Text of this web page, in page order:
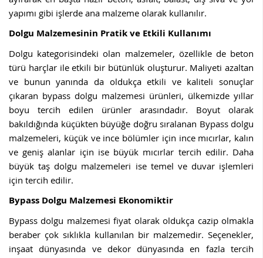
yapımı gibi işlerde ana malzeme olarak kullanılır.
Dolgu Malzemesinin Pratik ve Etkili Kullanımı
Dolgu kategorisindeki olan malzemeler, özellikle de beton
türü harçlar ile etkili bir bütünlük oluşturur. Maliyeti azaltan
ve bunun yanında da oldukça etkili ve kaliteli sonuçlar
çıkaran bypass dolgu malzemesi ürünleri, ülkemizde yıllar
boyu tercih edilen ürünler arasındadır. Boyut olarak
bakıldığında küçükten büyüğe doğru sıralanan Bypass dolgu
malzemeleri, küçük ve ince bölümler için ince mıcırlar, kalın
ve geniş alanlar için ise büyük mıcırlar tercih edilir. Daha
büyük taş dolgu malzemeleri ise temel ve duvar işlemleri
için tercih edilir.
Bypass Dolgu Malzemesi Ekonomiktir
Bypass dolgu malzemesi fiyat olarak oldukça cazip olmakla
beraber çok sıklıkla kullanılan bir malzemedir. Seçenekler,
inşaat dünyasında ve dekor dünyasında en fazla tercih